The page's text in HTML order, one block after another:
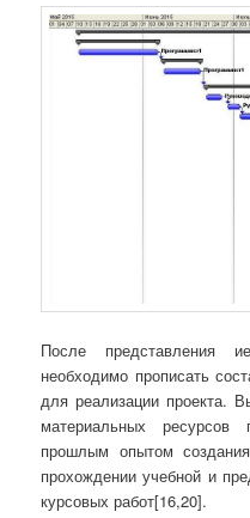
После представления
необходимо прописать
для реализации проекта.
материальных ресурсов
прошлым опытом
прохождении учебной и
курсовых работ[16,20].